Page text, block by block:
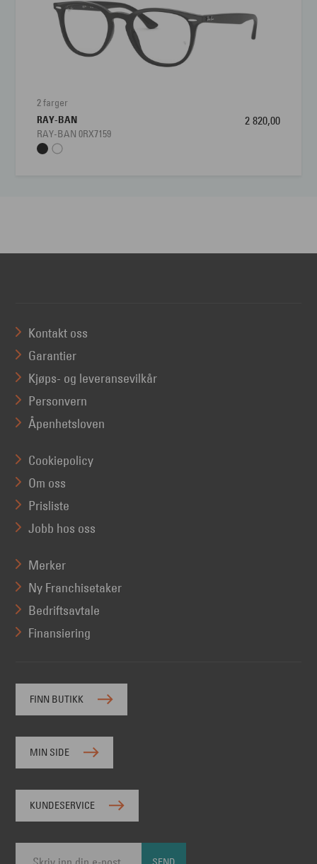
2 farger
RAY-BAN
RAY-BAN 0RX7159
2 820,00
Kontakt oss
Garantier
Kjøps- og leveransevilkår
Personvern
Åpenhetsloven
Cookiepolicy
Om oss
Prisliste
Jobb hos oss
Merker
Ny Franchisetaker
Bedriftsavtale
Finansiering
FINN BUTIKK
MIN SIDE
KUNDESERVICE